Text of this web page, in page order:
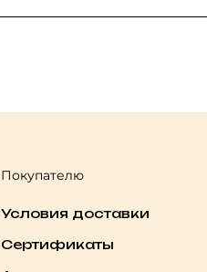
Покупателю
Условия доставки
Сертификаты